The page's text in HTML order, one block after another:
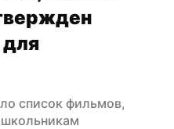
список фильмов,